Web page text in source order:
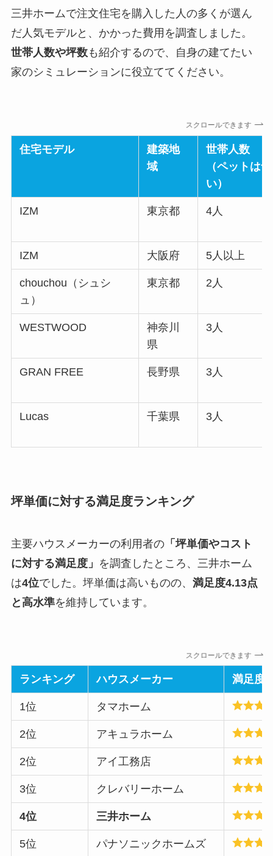
三井ホームで注文住宅を購入した人の多くが選ん
だ人気モデルと、かかった費用を調査しました。
世帯人数や坪数も紹介するので、自身の建てたい
家のシミュレーションに役立ててください。
スクロールできます
住宅モデル
建築地
域
世帯人数
（ペットは
い）
IZM 東京都 4人
IZM 大阪府 5人以上
chouchou（シュシ
ュ）
東京都 2人
WESTWOOD
神奈川
県
3人
GRAN FREE 長野県 3人
Lucas 千葉県 3人
坪単価に対する満足度ランキング
主要ハウスメーカーの利用者の「坪単価やコスト
に対する満足度」 を調査したところ、三井ホーム
は4位でした。坪単価は高いものの、 満足度4.13点
と高水準を維持しています。
スクロールできます
ランキング ハウスメーカー 満足度
1位 タマホーム
2位 アキュラホーム
2位 アイ工務店
3位 クレバリーホーム
4位 三井ホーム
5位 パナソニックホームズ